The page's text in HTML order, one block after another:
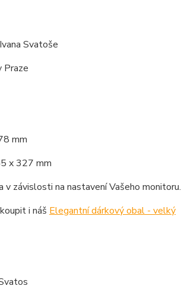
Svatoše
Praze
mm
x 327 mm
závislosti na nastavení Vašeho monitoru.
i náš Elegantní dárkový obal - velký